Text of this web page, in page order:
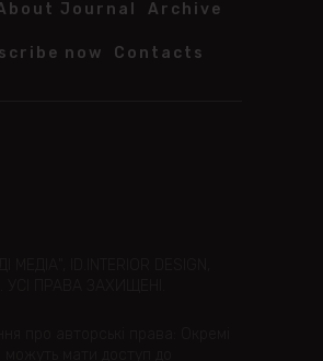
Journal Archive
now Contacts